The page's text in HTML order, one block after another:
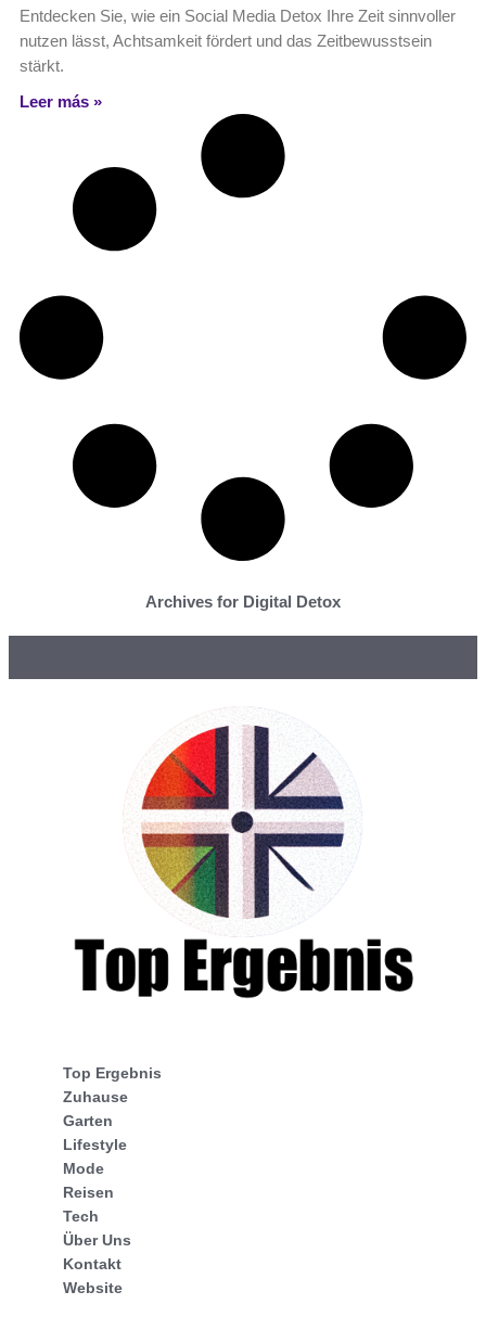
Entdecken Sie, wie ein Social Media Detox Ihre Zeit sinnvoller
nutzen lässt, Achtsamkeit fördert und das Zeitbewusstsein
stärkt.
Leer más »
Archives for Digital Detox
Top Ergebnis
Zuhause
Garten
Lifestyle
Mode
Reisen
Tech
Über Uns
Kontakt
Website